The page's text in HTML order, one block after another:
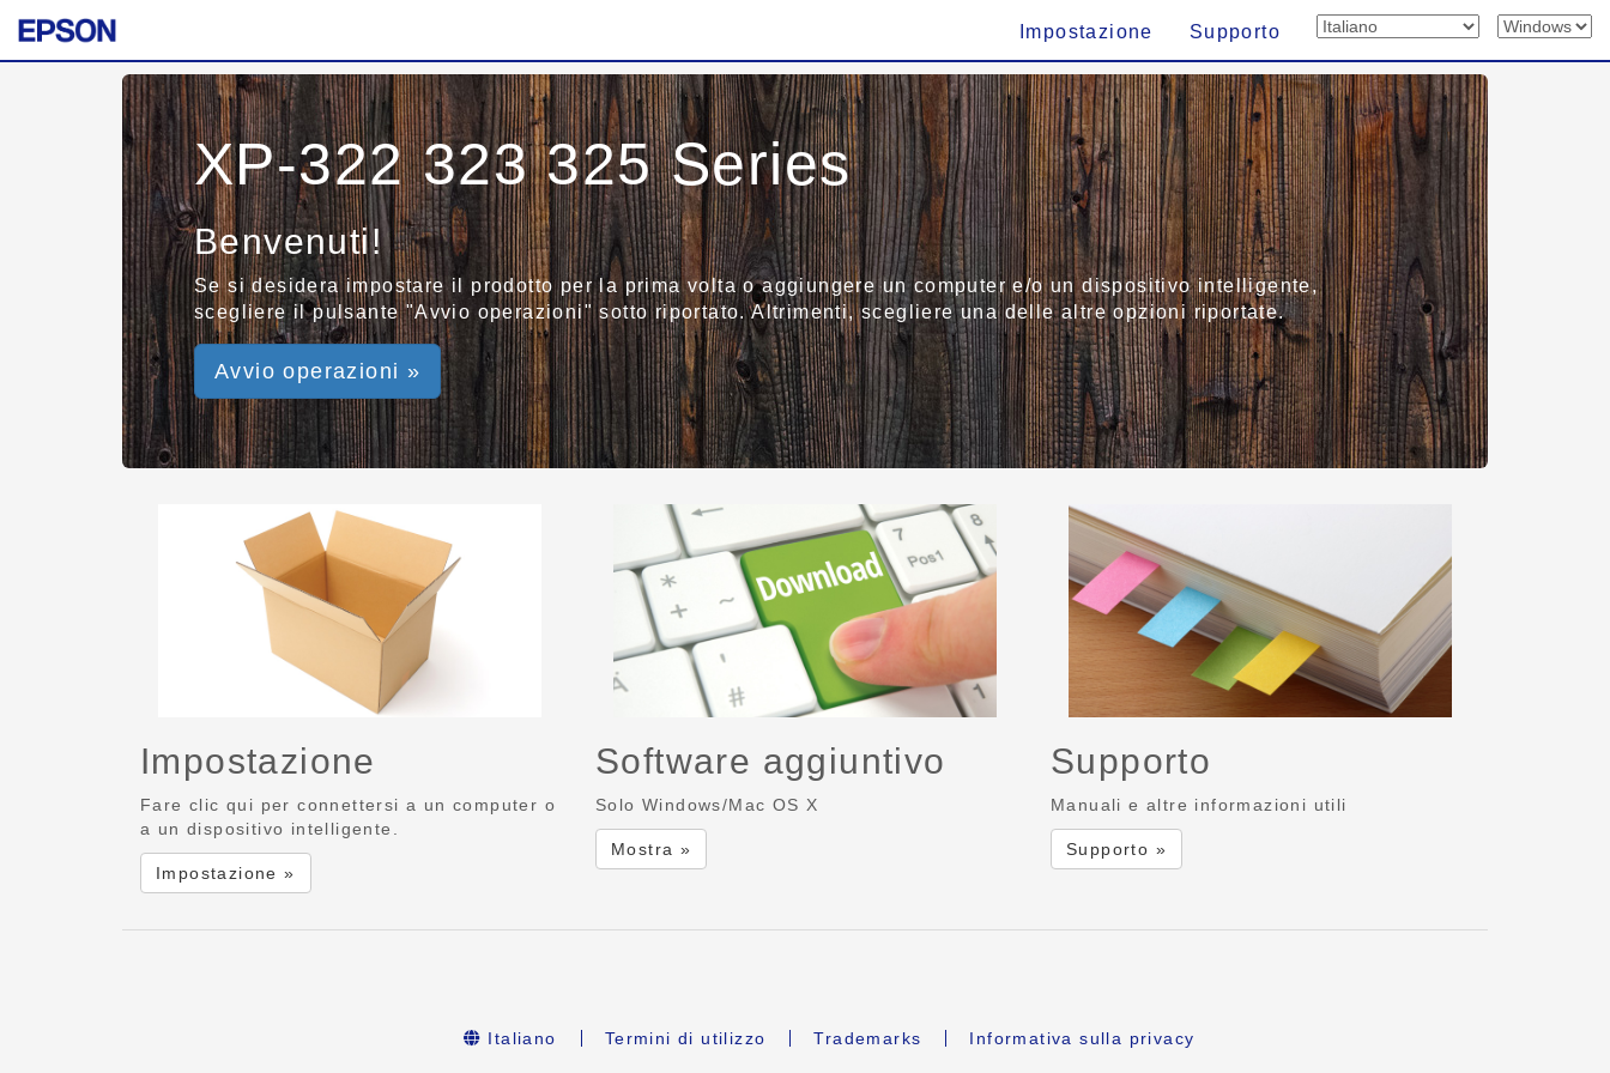
Impostazione Supporto
XP-322 323 325 Series
Benvenuti!
Se si desidera impostare il prodotto per la prima volta o aggiungere un computer e/o un dispositivo intelligente,
scegliere il pulsante "Avvio operazioni" sotto riportato. Altrimenti, scegliere una delle altre opzioni riportate.
Avvio operazioni »
Impostazione
Fare clic qui per connettersi a un computer o
a un dispositivo intelligente.
Impostazione »
Software aggiuntivo
Solo Windows/Mac OS X
Mostra »
Supporto
Manuali e altre informazioni utili
Supporto »
Italiano Termini di utilizzo Trademarks Informativa sulla privacy